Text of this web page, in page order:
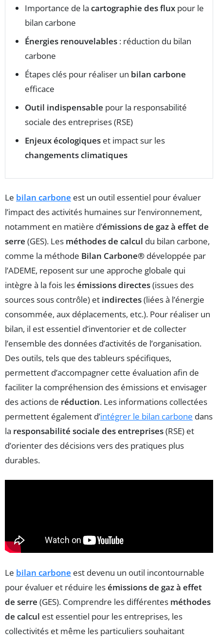
Importance de la cartographie des flux pour le
bilan carbone
Énergies renouvelables : réduction du bilan
carbone
Étapes clés pour réaliser un bilan carbone
efficace
Outil indispensable pour la responsabilité
sociale des entreprises (RSE)
Enjeux écologiques et impact sur les
changements climatiques
Le bilan carbone est un outil essentiel pour évaluer
l’impact des activités humaines sur l’environnement,
notamment en matière d’émissions de gaz à effet de
serre (GES). Les méthodes de calcul du bilan carbone,
comme la méthode Bilan Carbone® développée par
l’ADEME, reposent sur une approche globale qui
intègre à la fois lesémissions directes(issues des
sources sous contrôle) et indirectes(liées à l’énergie
consommée, aux déplacements, etc.). Pour réaliser un
bilan, il est essentiel d’inventorier et de collecter
l’ensemble des données d’activités de l’organisation.
Des outils, tels que des tableurs spécifiques,
permettent d’accompagner cette évaluation afin de
faciliter la compréhension des émissions et envisager
des actions de réduction. Les informations collectées
permettent également d’intégrer le bilan carbone dans
la responsabilité sociale des entreprises(RSE) et
d’orienter des décisions vers des pratiques plus
durables.
Le bilan carbone est devenu un outil incontournable
pour évaluer et réduire lesémissions de gaz à effet
de serre (GES). Comprendre les différentes méthodes
de calcul est essentiel pour les entreprises, les
collectivités et même les particuliers souhaitant